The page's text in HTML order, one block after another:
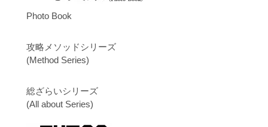
Photo Book
攻略メソッドシリーズ
(Method Series)
総ざらいシリーズ
(All about Series)